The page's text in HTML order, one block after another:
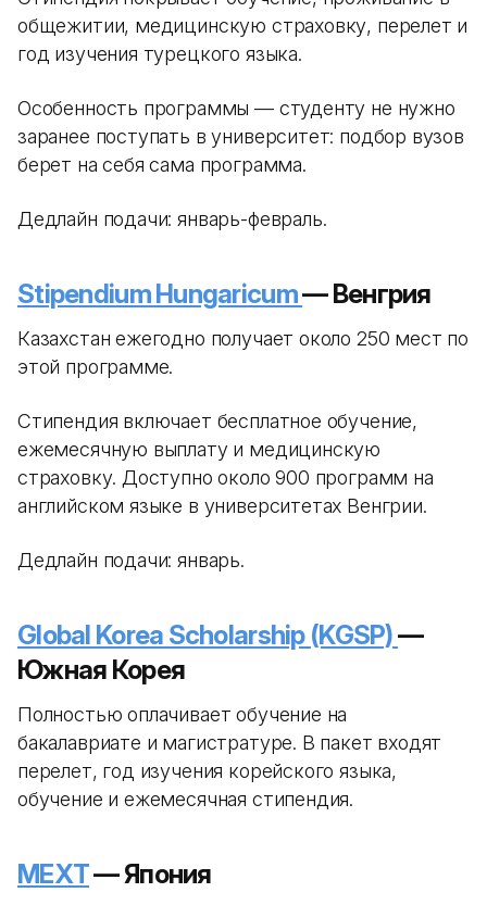
общежитии, медицинскую страховку, перелет и
год изучения турецкого языка.
Особенность программы — студенту не нужно
заранее поступать в университет: подбор вузов
берет на себя сама программа.
Дедлайн подачи: январь-февраль.
Stipendium Hungaricum— Венгрия
Казахстан ежегодно получает около 250 мест по
этой программе.
Стипендия включает бесплатное обучение,
ежемесячную выплату и медицинскую
страховку. Доступно около 900 программ на
английском языке в университетах Венгрии.
Дедлайн подачи: январь.
Global Korea Scholarship (KGSP)—
Южная Корея
Полностью оплачивает обучение на
бакалавриате и магистратуре. В пакет входят
перелет, год изучения корейского языка,
обучение и ежемесячная стипендия.
MEXT— Япония